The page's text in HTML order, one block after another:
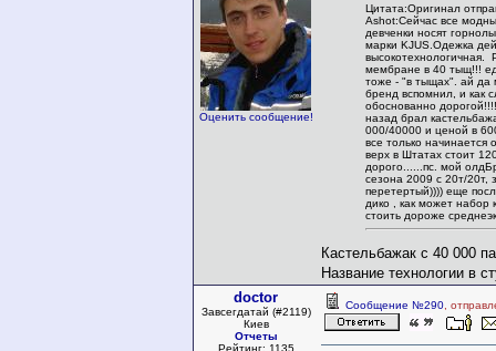
Оценить сообщение!
Цитата:Оригинал
Ashot:Сейчас все
девченки носят
марки KJUS.Одежка
высокотехнологичная.
мембране в 40 тыщ!!!
тоже - "в тыщах". ай
бренд вспомнил, и как
обоснованно
назад брал
000/40000 и ценой в
все только начинается
верх в Штатах стоит
дорого......пс. мой
сезона 2009 с 20т/20т,
перетертый)))) еще
дико , как может набор
стоить дороже
Кастельбажак с 40 000
Название технологии в
doctor
Завсегдатай (#2119)
Киев
Отчеты
Рейтинг: 1135
Сообщение №290 ,